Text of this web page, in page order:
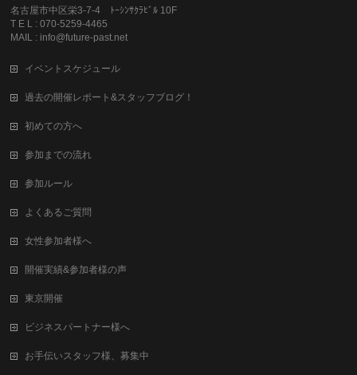
名古屋市中区栄3-7-4 ﾄｰｼﾝｻｸﾗﾋﾞﾙ 10F
T E L : 070-5259-4465
MAIL : info@future-past.net
イベントスケジュール
過去の開催レポート&スタッフブログ！
初めての方へ
参加までの流れ
参加ルール
よくあるご質問
女性参加者様へ
開催実績&参加者様の声
東京開催
ビジネスパートナー様へ
お手伝いスタッフ様、募集中